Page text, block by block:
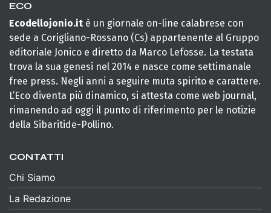
ECO
Ecodellojonio.it è un giornale on-line calabrese con
sede a Corigliano-Rossano (Cs) appartenente al Gruppo
editoriale Jonico e diretto da Marco Lefosse. La testata
trova la sua genesi nel 2014 e nasce come settimanale
free press. Negli anni a seguire muta spirito e carattere.
L’Eco diventa più dinamico, si attesta come web journal,
rimanendo ad oggi il punto di riferimento per le notizie
della Sibaritide-Pollino.
CONTATTI
Chi Siamo
La Redazione